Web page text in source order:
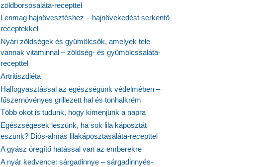
zöldborsósaláta-recepttel
Lenmag hajnövesztéshez – hajnövekedést serkentő
receptekkel
Nyári zöldségek és gyümölcsök, amelyek tele
vannak vitaminnal – zöldség- és gyümölcssaláta-
recepttel
Artritiszdiéta
Halfogyasztással az egészségünk védelmében –
fűszernövényes grillezett hal és tonhalkrém
Több okot is tudunk, hogy kimenjünk a napra
Egészségesek leszünk, ha sok lila káposztát
eszünk? Diós-almás lilakáposztasaláta-recepttel
A gyász öregítő hatással van az emberekre
A nyár kedvence: sárgadinnye – sárgadinnyés-